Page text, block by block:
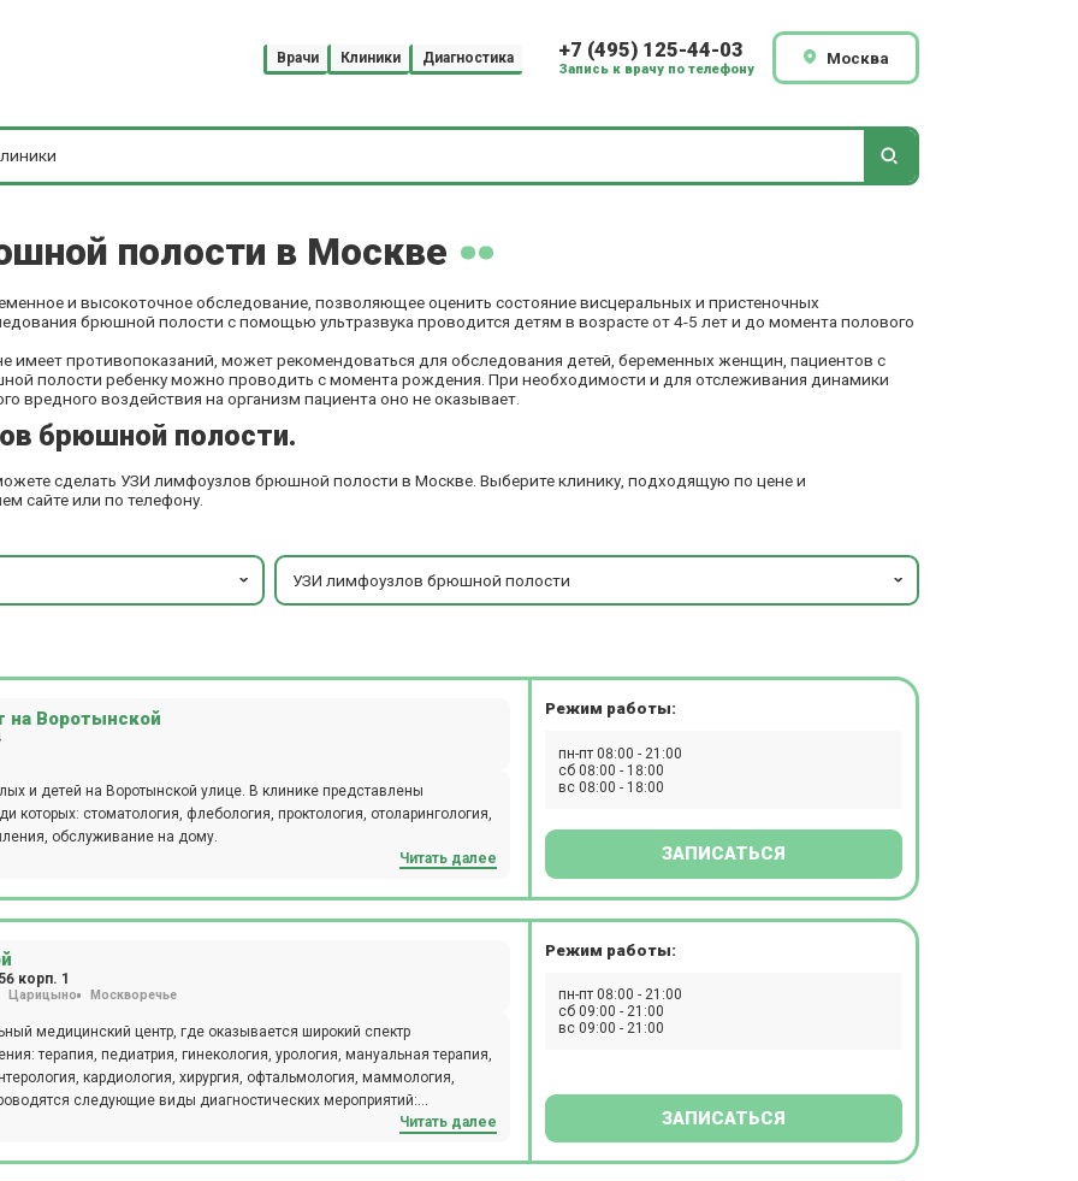
Врачи Клиники Диагностика +7 (495) 125-44-03
Запись к врачу по телефону
Москва
полости в Москве
и высокоточное обследование, позволяющее оценить состояние висцеральных и пристеночных
брюшной полости с помощью ультразвука проводится детям в возрасте от 4-5 лет и до момента полового
имеет противопоказаний, может рекомендоваться для обследования детей, беременных женщин, пациентов с
полости ребенку можно проводить с момента рождения. При необходимости и для отслеживания динамики
вредного воздействия на организм пациента оно не оказывает.
брюшной полости.
сделать УЗИ лимфоузлов брюшной полости в Москве. Выберите клинику, подходящую по цене и
сайте или по телефону.
УЗИ лимфоузлов брюшной полости
на Воротынской
и детей на Воротынской улице. В клинике представлены
стоматология, флебология, проктология, отоларингология,
обслуживание на дому.
Читать далее
Режим работы:
пн-пт 08:00 - 21:00
сб 08:00 - 18:00
вс 08:00 - 18:00
ЗАПИСАТЬСЯ
корп. 1
Царицыно Москворечье
медицинский центр, где оказывается широкий спектр
терапия, педиатрия, гинекология, урология, мануальная терапия,
кардиология, хирургия, офтальмология, маммология,
допплерография, ректороманоскопия, суточное мониторирование
Ежедневно открыт лабораторный кабинет
Читать далее
Режим работы:
пн-пт 08:00 - 21:00
сб 09:00 - 21:00
вс 09:00 - 21:00
ЗАПИСАТЬСЯ